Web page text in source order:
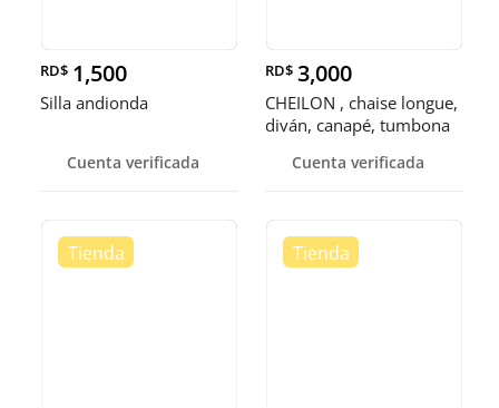
RD$ 1,500
Silla andionda
Cuenta verificada
RD$ 3,000
CHEILON , chaise longue,
diván, canapé, tumbona
Cuenta verificada